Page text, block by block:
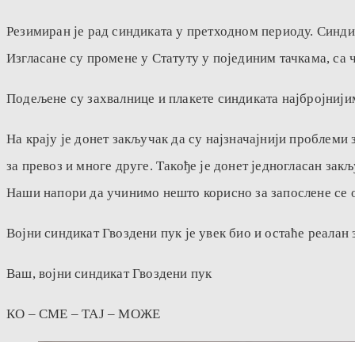
Резимиран је рад синдиката у претходном периоду.
Изгласане су промене у Статуту у појединим тачкама,
Подељене су захвалнице и плакете синдиката
На крају је донет закључак да су најзначајнији
за превоз и многе друге. Такође је донет једногласан
Наши напори да учинимо нешто корисно за запослене се
Војни синдикат Гвоздени пук је увек био и остаће
Ваш, војни синдикат Гвоздени пук
КО – СМЕ – ТАЈ – МОЖЕ